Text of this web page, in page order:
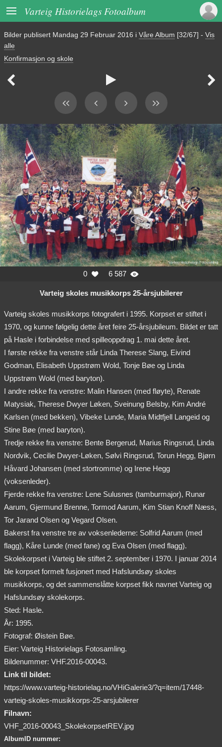
 Varteig Historielags Fotoalbum
Bilder publisert Mandag 29 Februar 2016 i Våre Album [32/67] - Vis
alle
Konfirmasjon og skole
  
0  6 587 
Varteig skoles musikkorps 25-årsjubilerer
Varteig skoles musikkorps fotografert i 1995. Korpset er stiftet i
1970, og kunne følgelig dette året feire 25-årsjubileum. Bildet er tatt
på Hasle i forbindelse med spilleoppdrag 1. mai dette året.
I første rekke fra venstre står Linda Therese Slang, Eivind
Godman, Elisabeth Uppstrøm Wold, Tonje Bøe og Linda
Uppstrøm Wold (med baryton).
I andre rekke fra venstre: Malin Hansen (med fløyte), Renate
Matysiak, Therese Dwyer Løken, Sveinung Belsby, Kim André
Karlsen (med bekken), Vibeke Lunde, Maria Midtfjell Langeid og
Stine Bøe (med baryton).
Tredje rekke fra venstre: Bente Bergerud, Marius Ringsrud, Linda
Nordvik, Cecilie Dwyer-Løken, Sølvi Ringsrud, Torun Hegg, Bjørn
Håvard Johansen (med stortromme) og Irene Hegg
(voksenleder).
Fjerde rekke fra venstre: Lene Sulusnes (tamburmajor), Runar
Aarum, Gjermund Brenne, Tormod Aarum, Kim Stian Knoff Næss,
Tor Jarand Olsen og Vegard Olsen.
Bakerst fra venstre tre av voksenlederne: Solfrid Aarum (med
flagg), Kåre Lunde (med fane) og Eva Olsen (med flagg).
Skolekorpset i Varteig ble stiftet 2. september i 1970. I januar 2014
ble korpset formelt fusjonert med Hafslundsøy skoles
musikkorps, og det sammenslåtte korpset fikk navnet Varteig og
Hafslundsøy skolekorps.
Sted: Hasle.
År: 1995.
Fotograf: Øistein Bøe.
Eier: Varteig Historielags Fotosamling.
Bildenummer: VHF.2016-00043.
Link til bildet:
https://www.varteig-historielag.no/VHiGalerie3/?q=item/17448-
varteig-skoles-musikkorps-25-arsjubilerer
Filnavn:
VHF_2016-00043_SkolekorpsetREV.jpg
AlbumID nummer: